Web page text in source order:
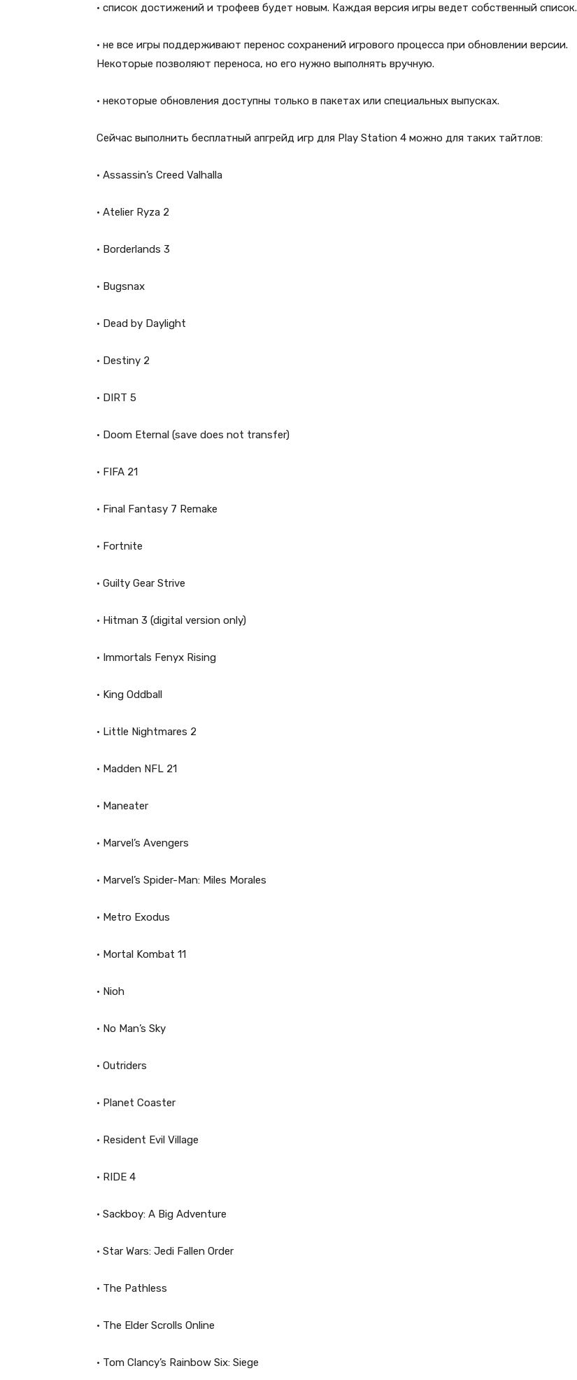
• список достижений и трофеев будет новым. Каждая версия игры ведет собственный список.
• не все игры поддерживают перенос сохранений игрового процесса при обновлении версии.
Некоторые позволяют переноса, но его нужно выполнять вручную.
• некоторые обновления доступны только в пакетах или специальных выпусках.
Сейчас выполнить бесплатный апгрейд игр для Play Station 4 можно для таких тайтлов:
• Assassin’s Creed Valhalla
• Atelier Ryza 2
• Borderlands 3
• Bugsnax
• Dead by Daylight
• Destiny 2
• DIRT 5
• Doom Eternal (save does not transfer)
• FIFA 21
• Final Fantasy 7 Remake
• Fortnite
• Guilty Gear Strive
• Hitman 3 (digital version only)
• Immortals Fenyx Rising
• King Oddball
• Little Nightmares 2
• Madden NFL 21
• Maneater
• Marvel’s Avengers
• Marvel’s Spider-Man: Miles Morales
• Metro Exodus
• Mortal Kombat 11
• Nioh
• No Man’s Sky
• Outriders
• Planet Coaster
• Resident Evil Village
• RIDE 4
• Sackboy: A Big Adventure
• Star Wars: Jedi Fallen Order
• The Pathless
• The Elder Scrolls Online
• Tom Clancy’s Rainbow Six: Siege